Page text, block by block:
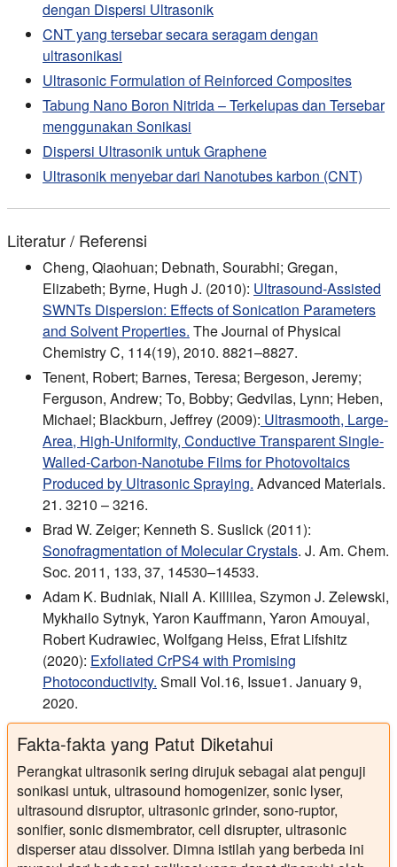
dengan Dispersi Ultrasonik
CNT yang tersebar secara seragam dengan
ultrasonikasi
Ultrasonic Formulation of Reinforced Composites
Tabung Nano Boron Nitrida – Terkelupas dan Tersebar
menggunakan Sonikasi
Dispersi Ultrasonik untuk Graphene
Ultrasonik menyebar dari Nanotubes karbon (CNT)
Literatur / Referensi
Cheng, Qiaohuan; Debnath, Sourabhi; Gregan,
Elizabeth; Byrne, Hugh J. (2010): Ultrasound-Assisted
SWNTs Dispersion: Effects of Sonication Parameters
and Solvent Properties. The Journal of Physical
Chemistry C, 114(19), 2010. 8821–8827.
Tenent, Robert; Barnes, Teresa; Bergeson, Jeremy;
Ferguson, Andrew; To, Bobby; Gedvilas, Lynn; Heben,
Michael; Blackburn, Jeffrey (2009): Ultrasmooth, Large‐
Area, High‐Uniformity, Conductive Transparent Single‐
Walled‐Carbon‐Nanotube Films for Photovoltaics
Produced by Ultrasonic Spraying. Advanced Materials.
21. 3210 – 3216.
Brad W. Zeiger; Kenneth S. Suslick (2011):
Sonofragmentation of Molecular Crystals. J. Am. Chem.
Soc. 2011, 133, 37, 14530–14533.
Adam K. Budniak, Niall A. Killilea, Szymon J. Zelewski,
Mykhailo Sytnyk, Yaron Kauffmann, Yaron Amouyal,
Robert Kudrawiec, Wolfgang Heiss, Efrat Lifshitz
(2020): Exfoliated CrPS4 with Promising
Photoconductivity. Small Vol.16, Issue1. January 9,
2020.
Fakta-fakta yang Patut Diketahui
Perangkat ultrasonik sering dirujuk sebagai alat penguji
sonikasi untuk, ultrasound homogenizer, sonic lyser,
ultrasound disruptor, ultrasonic grinder, sono-ruptor,
sonifier, sonic dismembrator, cell disrupter, ultrasonic
disperser atau dissolver. Dimna istilah yang berbeda ini